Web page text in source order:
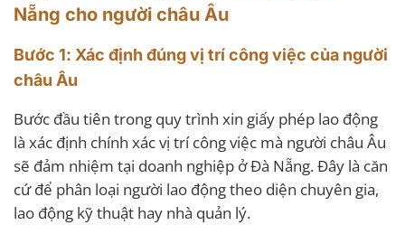
Nẵng cho người châu Âu
Bước 1: Xác định đúng vị trí công việc của người
châu Âu
Bước đầu tiên trong quy trình xin giấy phép lao động
là xác định chính xác vị trí công việc mà người châu Âu
sẽ đảm nhiệm tại doanh nghiệp ở Đà Nẵng. Đây là căn
cứ để phân loại người lao động theo diện chuyên gia,
lao động kỹ thuật hay nhà quản lý.